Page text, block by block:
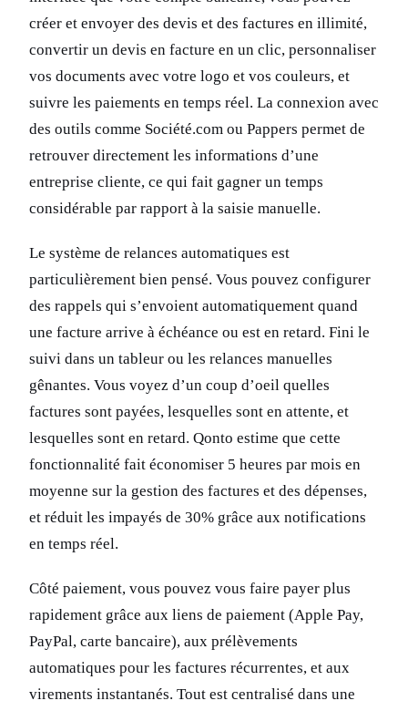
créer et envoyer des devis et des factures en illimité,
convertir un devis en facture en un clic, personnaliser
vos documents avec votre logo et vos couleurs, et
suivre les paiements en temps réel. La connexion avec
des outils comme Société.com ou Pappers permet de
retrouver directement les informations d’une
entreprise cliente, ce qui fait gagner un temps
considérable par rapport à la saisie manuelle.
Le système de relances automatiques est
particulièrement bien pensé. Vous pouvez configurer
des rappels qui s’envoient automatiquement quand
une facture arrive à échéance ou est en retard. Fini le
suivi dans un tableur ou les relances manuelles
gênantes. Vous voyez d’un coup d’oeil quelles
factures sont payées, lesquelles sont en attente, et
lesquelles sont en retard. Qonto estime que cette
fonctionnalité fait économiser 5 heures par mois en
moyenne sur la gestion des factures et des dépenses,
et réduit les impayés de 30% grâce aux notifications
en temps réel.
Côté paiement, vous pouvez vous faire payer plus
rapidement grâce aux liens de paiement (Apple Pay,
PayPal, carte bancaire), aux prélèvements
automatiques pour les factures récurrentes, et aux
virements instantanés. Tout est centralisé dans une